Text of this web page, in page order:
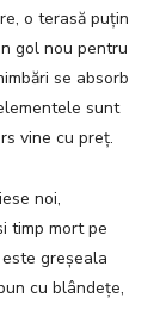
o terasă puțin
gol nou pentru
se absorb
sunt
vine cu preț.
noi,
timp mort pe
greșeala
cu blândețe,